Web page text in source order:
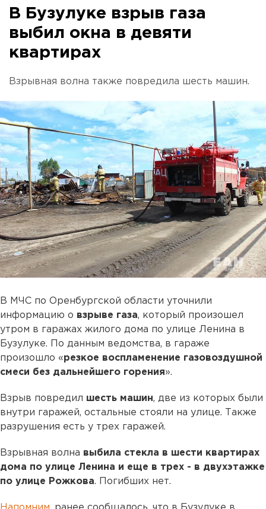
В Бузулуке взрыв газа
выбил окна в девяти
квартирах
Взрывная волна также повредила шесть машин.
В МЧС по Оренбургской области уточнили
информацию о взрыве газа, который произошел
утром в гаражах жилого дома по улице Ленина в
Бузулуке. По данным ведомства, в гараже
произошло «резкое воспламенение газовоздушной
смеси без дальнейшего горения».
Взрыв повредил шесть машин, две из которых были
внутри гаражей, остальные стояли на улице. Также
разрушения есть у трех гаражей.
Взрывная волна выбила стекла в шести квартирах
дома по улице Ленина и еще в трех - в двухэтажке
по улице Рожкова. Погибших нет.